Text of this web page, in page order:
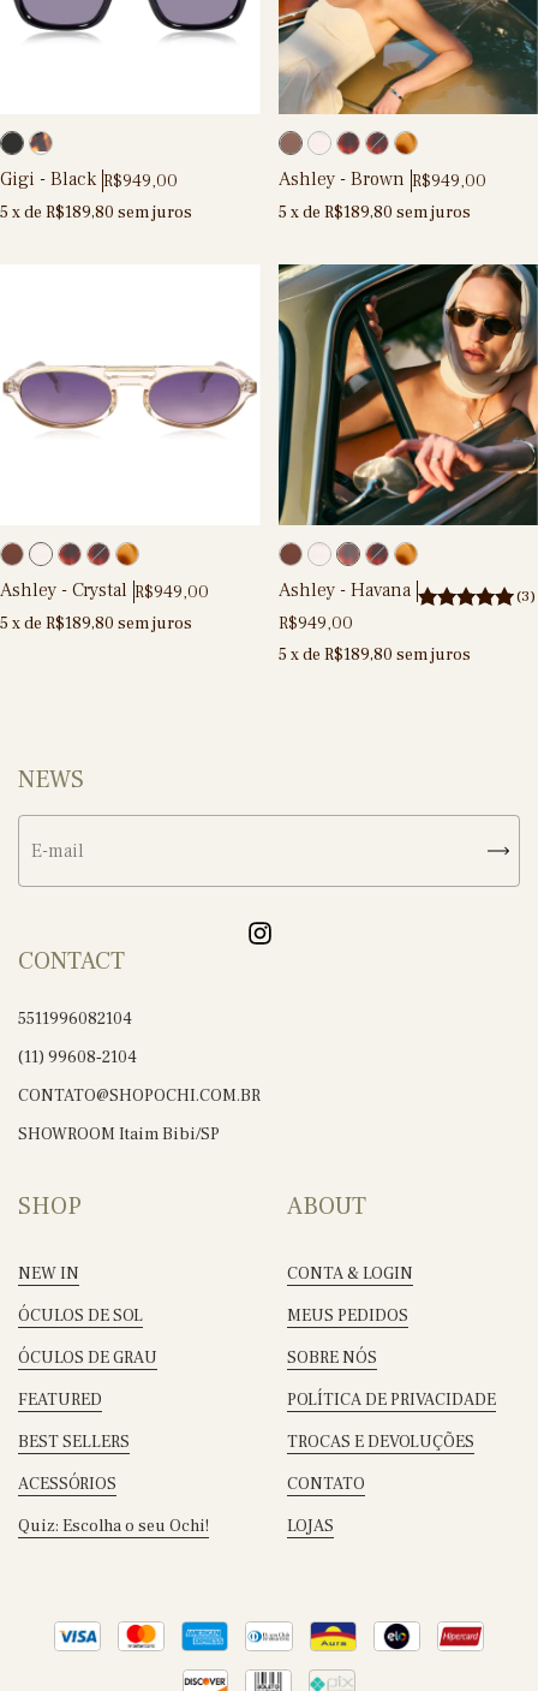
Gigi - Black R$949,00
5 x de R$189,80 sem juros
Ashley - Brown R$949,00
5 x de R$189,80 sem juros
Ashley - Crystal R$949,00
5 x de R$189,80 sem juros
Ashley - Havana (3)
R$949,00
5 x de R$189,80 sem juros
NEWS
SHOP
NEW IN
ÓCULOS DE SOL
ÓCULOS DE GRAU
FEATURED
BEST SELLERS
ACESSÓRIOS
Quiz: Escolha o seu Ochi!
ABOUT
CONTA & LOGIN
MEUS PEDIDOS
SOBRE NÓS
POLÍTICA DE PRIVACIDADE
TROCAS E DEVOLUÇÕES
CONTATO
LOJAS
CONTACT
5511996082104
(11) 99608‑2104
CONTATO@SHOPOCHI.COM.BR
SHOWROOM Itaim Bibi/SP